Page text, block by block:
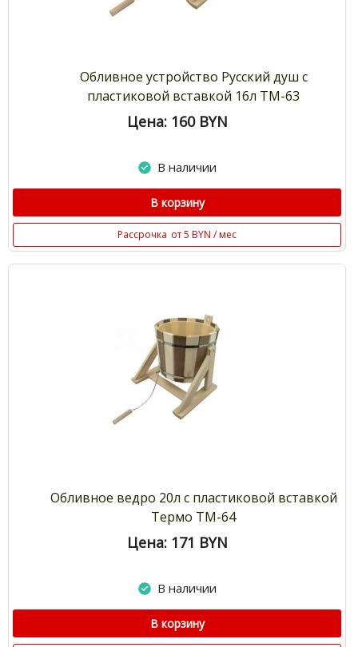
Обливное устройство Русский душ с
пластиковой вставкой 16л ТМ-63
Цена: 160 BYN
В наличии
В корзину
Рассрочка от 5 BYN / мес
Обливное ведро 20л с пластиковой вставкой
Термо ТМ-64
Цена: 171 BYN
В наличии
В корзину